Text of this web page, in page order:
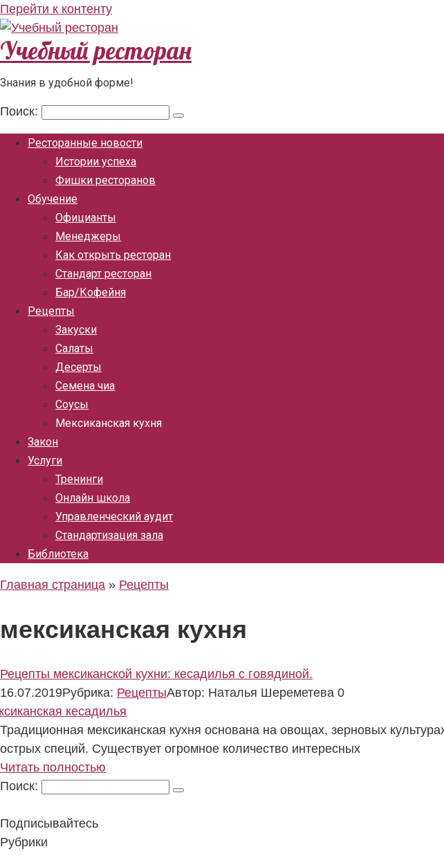
Перейти к контенту
Учебный ресторан
Знания в удобной форме!
Поиск:
Ресторанные новости
Истории успеха
Фишки ресторанов
Обучение
Официанты
Менеджеры
Как открыть ресторан
Стандарт ресторан
Бар/Кофейня
Рецепты
Закуски
Салаты
Десерты
Семена чиа
Соусы
Мексиканская кухня
Закон
Услуги
Тренинги
Онлайн школа
Управленческий аудит
Стандартизация зала
Библиотека
Главная страница » Рецепты
мексиканская кухня
Рецепты мексиканской кухни: кесадилья с говядиной.
16.07.2019Рубрика: РецептыАвтор: Наталья Шереметева 0
Традиционная мексиканская кухня основана на овощах, зерновых
острых специй. Существует огромное количество интересных
Читать полностью
Поиск:
Подписывайтесь
Рубрики